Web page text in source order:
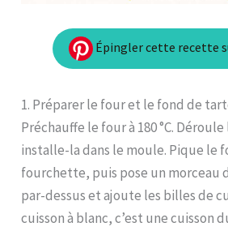
Épingler cette recette
1. Préparer le four et le fond de
Préchauffe le four à 180 °C.
installe-la dans le moule. Pique le
fourchette, puis pose un morceau
par-dessus et ajoute les billes de
cuisson à blanc, c’est une cuisson